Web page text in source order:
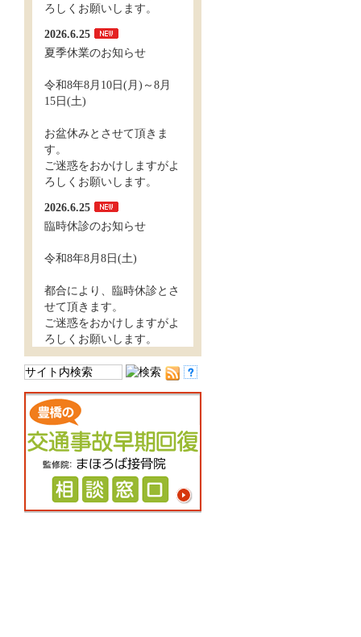
ろしくお願いします。
2026.6.25
夏季休業のお知らせ
令和8年8月10日(月)～8月
15日(土)
お盆休みとさせて頂きま
す。
ご迷惑をおかけしますがよ
ろしくお願いします。
2026.6.25
臨時休診のお知らせ
令和8年8月8日(土)
都合により、臨時休診とさ
せて頂きます。
ご迷惑をおかけしますがよ
ろしくお願いします。